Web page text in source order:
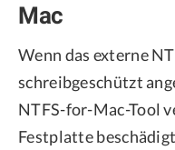
Mac
Wenn das externe
schreibgeschützt
NTFS-for-Mac-Tool
Festplatte